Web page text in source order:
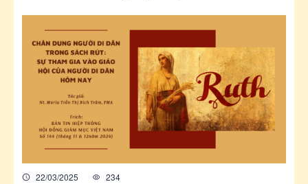
Di Dân Giáo Phận Phú Cường trân trọng
phát động Cuộc thi viết với chủ đề: “Câu
chuyện Đức Tin nơi xa xứ”
22/03/2025 234